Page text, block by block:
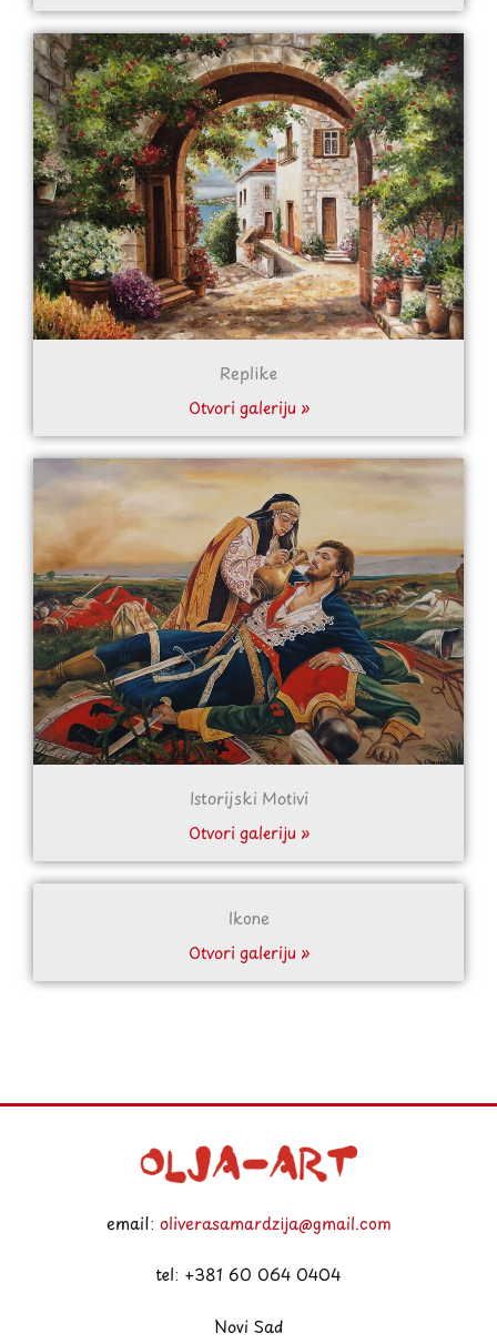
Replike
Otvori galeriju »
Istorijski Motivi
Otvori galeriju »
Ikone
Otvori galeriju »
email: oliverasamardzija@gmail.com
tel: +381 60 064 0404
Novi Sad